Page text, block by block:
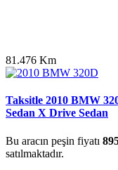
81.476 Km
Taksitle 2010 BMW
Sedan X Drive Sedan
Bu aracın peşin fiyatı
satılmaktadır.